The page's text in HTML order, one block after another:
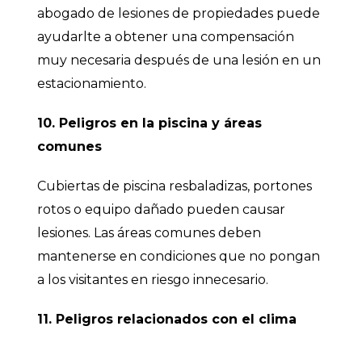
abogado de lesiones de propiedades puede
ayudarlte a obtener una compensación
muy necesaria después de una lesión en un
estacionamiento.
10. Peligros en la piscina y áreas
comunes
Cubiertas de piscina resbaladizas, portones
rotos o equipo dañado pueden causar
lesiones. Las áreas comunes deben
mantenerse en condiciones que no pongan
a los visitantes en riesgo innecesario.
11. Peligros relacionados con el clima